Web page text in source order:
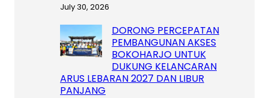
July 30, 2026
DORONG PERCEPATAN
PEMBANGUNAN AKSES
BOKOHARJO UNTUK
DUKUNG KELANCARAN
ARUS LEBARAN 2027 DAN LIBUR
PANJANG